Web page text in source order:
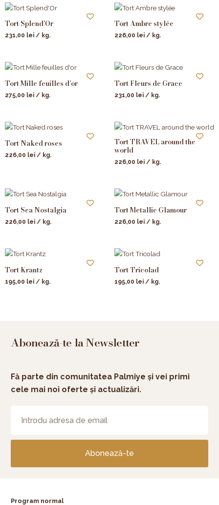
Tort Splend’Or
231,00 lei / kg.
Tort Ambre stylée
226,00 lei / kg.
Tort Mille feuilles d’or
275,00 lei / kg.
Tort Fleurs de Grace
231,00 lei / kg.
Tort Naked roses
226,00 lei / kg.
Tort TRAVEL around the
world
226,00 lei / kg.
Tort Sea Nostalgia
226,00 lei / kg.
Tort Metallic Glamour
226,00 lei / kg.
Tort Krantz
195,00 lei / kg.
Tort Tricolad
195,00 lei / kg.
Abonează-te la Newsletter
Fă parte din comunitatea Palmiye și vei primi
cele mai noi oferte și actualizări.
Abonează-te
Program normal